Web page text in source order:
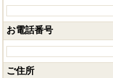
お電話番号
ご住所